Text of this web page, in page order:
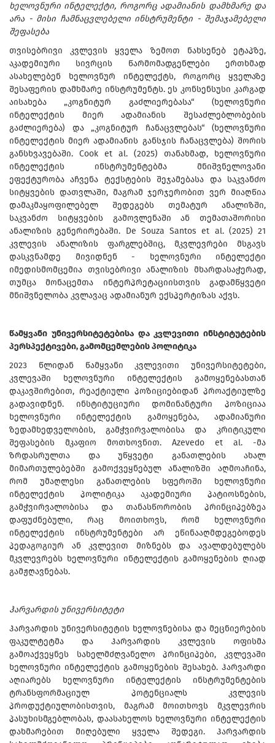
ხელოვნური ინტელექტი, როგორც ადამიანის დამხმარე და
არა - მისი ჩამნაცვლებელი ინსტრუმენტი - შემაჯამებელი
შეფასება
თვისებრივი კვლევის ყველა ზემოთ ნახსენებ ეტაპზე,
აკადემიური სივრცის წარმომადგენლები ერთხმად
ასახელებენ ხელოვნურ ინტელექტს, როგორც ყველაზე
შესაფერის დამხმარე ინსტრუმენტს. ეს კონსენსუსი კარგად
აისახება „კოგნიტურ გაძლიერებასა“ (ხელოვნური
ინტელექტის მიერ ადამიანის შესაძლებლობების
გაძლიერება) და „კოგნიტურ ჩანაცვლებას“ (ხელოვნური
ინტელექტის მიერ ადამიანის განსჯის ჩანაცვლება) შორის
განსხვავებაში. Cook et al. (2025) თანახმად, ხელოვნური
ინტელექტის ინსტრუმენტებმა მნიშვნელოვანი
ეფექტურობა აჩვენა ტექსტების შეჯამებასა და საკვანძო
სიტყვების დათვლაში, მაგრამ ჯერჯერობით ვერ მიაღწია
დამაკმაყოფილებელ შედეგებს თემატურ ანალიზში,
საკვანძო სიტყვების გამოვლენაში ან თემათაშორისი
ანალიზის გენერირებაში. De Souza Santos et al. (2025) 21
კვლევის ანალიზის ფარგლებშიც, მკვლევრები მსგავს
დასკვნამდე მივიდნენ - ხელოვნური ინტელექტი
იმედისმომცემია თვისებრივი ანალიზის მხარდასაჭერად,
თუმცა მონაცემთა ინტერპრეტაციისთვის გადამწყვეტი
მნიშვნელობა კვლავაც ადამიანურ ექსპერტიზას აქვს.
წამყვანი უნივერსიტეტებისა და კვლევითი ინსტიტუტების
პერსპექტივები, გამომცემლების პოლიტიკა
2023 წლიდან წამყვანი კვლევითი უნივერსიტეტები,
კვლევაში ხელოვნური ინტელექტის გამოყენებასთან
დაკავშირებით, რეაქტიული პოზიციებიდან პროაქტიულზე
გადავიდნენ. ინსტიტუციური დომინანტური პოზიციაა
ხელოვნური ინტელექტის გამოყენება, ადამიანური
ზედამხედველობის, გამჭვირვალობისა და კრიტიკული
შეფასების მკაფიო მოთხოვნით. Azevedo et al. -მა
ზრდასრულთა და უწყვეტი განათლების ახალ
მიმართულებებში გამოქვეყნებულ ანალიზში აღმოაჩინა,
რომ უმაღლესი განათლების სფეროში ხელოვნური
ინტელექტის პოლიტიკა აკადემიური პატიოსნების,
გამჭვირვალობისა და თანასწორობის პრინციპებზეა
დაფუძნებული, რაც მოითხოვს, რომ ხელოვნური
ინტელექტის ინსტრუმენტები არ ეწინააღმდეგებოდეს
პედაგოგიურ ან კვლევით მიზნებს და ავალდებულებს
მკვლევრებს ხელოვნური ინტელექტის გამოყენების ღიად
გამჟღავნებას.
ჰარვარდის უნივერსიტეტი
ჰარვარდის უნივერსიტეტის ხელოვნებისა და მეცნიერების
ფაკულტეტმა და ჰარვარდის კვლევის ოფისმა
გამოაქვეყნეს სახელმძღვანელო პრინციპები, კვლევაში
ხელოვნური ინტელექტის გამოყენების შესახებ. ჰარვარდი
აღიარებს ხელოვნური ინტელექტის ინსტრუმენტების
ტრანსფორმაციულ პოტენციალს კვლევის
პროდუქტიულობისთვის, მაგრამ მოითხოვს მკვლევრის
პასუხისმგებლობას, დაასახელოს ხელოვნური ინტელექტის
დახმარებით მიღებული ყველა შედეგი. ჰარვარდის